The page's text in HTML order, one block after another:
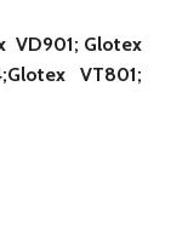
VD901; Glotex
VT801;